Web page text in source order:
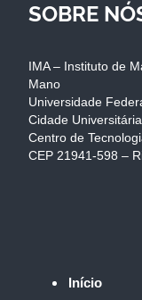
SOBRE
IMA – Instituto de
Mano
Universidade
Cidade
Centro de
CEP 21941-598 –
Início